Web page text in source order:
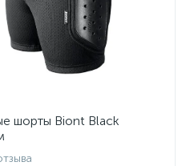
шорты Biont Black